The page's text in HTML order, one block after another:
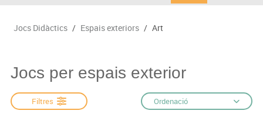
Jocs Didàctics / Espais exteriors / Art
Jocs per espais exterior
Filtres Ordenació